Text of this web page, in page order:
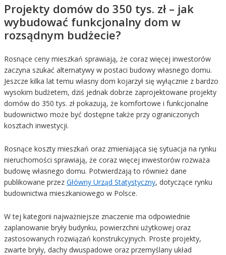
Projekty domów do 350 tys. zł – jak
wybudować funkcjonalny dom w
rozsądnym budżecie?
Rosnące ceny mieszkań sprawiają, że coraz więcej inwestorów
zaczyna szukać alternatywy w postaci budowy własnego domu.
Jeszcze kilka lat temu własny dom kojarzył się wyłącznie z bardzo
wysokim budżetem, dziś jednak dobrze zaprojektowane projekty
domów do 350 tys. zł pokazują, że komfortowe i funkcjonalne
budownictwo może być dostępne także przy ograniczonych
kosztach inwestycji.
Rosnące koszty mieszkań oraz zmieniająca się sytuacja na rynku
nieruchomości sprawiają, że coraz więcej inwestorów rozważa
budowę własnego domu. Potwierdzają to również dane
publikowane przez Główny Urząd Statystyczny, dotyczące rynku
budownictwa mieszkaniowego w Polsce.
W tej kategorii najważniejsze znaczenie ma odpowiednie
zaplanowanie bryły budynku, powierzchni użytkowej oraz
zastosowanych rozwiązań konstrukcyjnych. Proste projekty,
zwarte bryły, dachy dwuspadowe oraz przemyślany układ